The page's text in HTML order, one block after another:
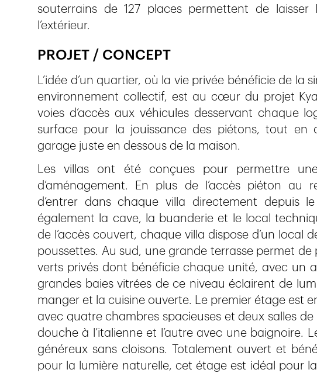
souterrains de 127 places permettent de
l’extérieur.
PROJET / CONCEPT
L’idée d’un quartier, où la vie privée bénéficie de la
environnement collectif, est au cœur du projet
voies d’accès aux véhicules desservant chaque
surface pour la jouissance des piétons, tout en
garage juste en dessous de la maison.
Les villas ont été conçues pour permettre
d’aménagement. En plus de l’accès piéton au
d’entrer dans chaque villa directement depuis
également la cave, la buanderie et le local
de l’accès couvert, chaque villa dispose d’un local
poussettes. Au sud, une grande terrasse permet
verts privés dont bénéficie chaque unité, avec un
grandes baies vitrées de ce niveau éclairent de
manger et la cuisine ouverte. Le premier étage est
avec quatre chambres spacieuses et deux salles
douche à l’italienne et l’autre avec une baignoire.
généreux sans cloisons. Totalement ouvert et
pour la lumière naturelle, cet étage est idéal pour